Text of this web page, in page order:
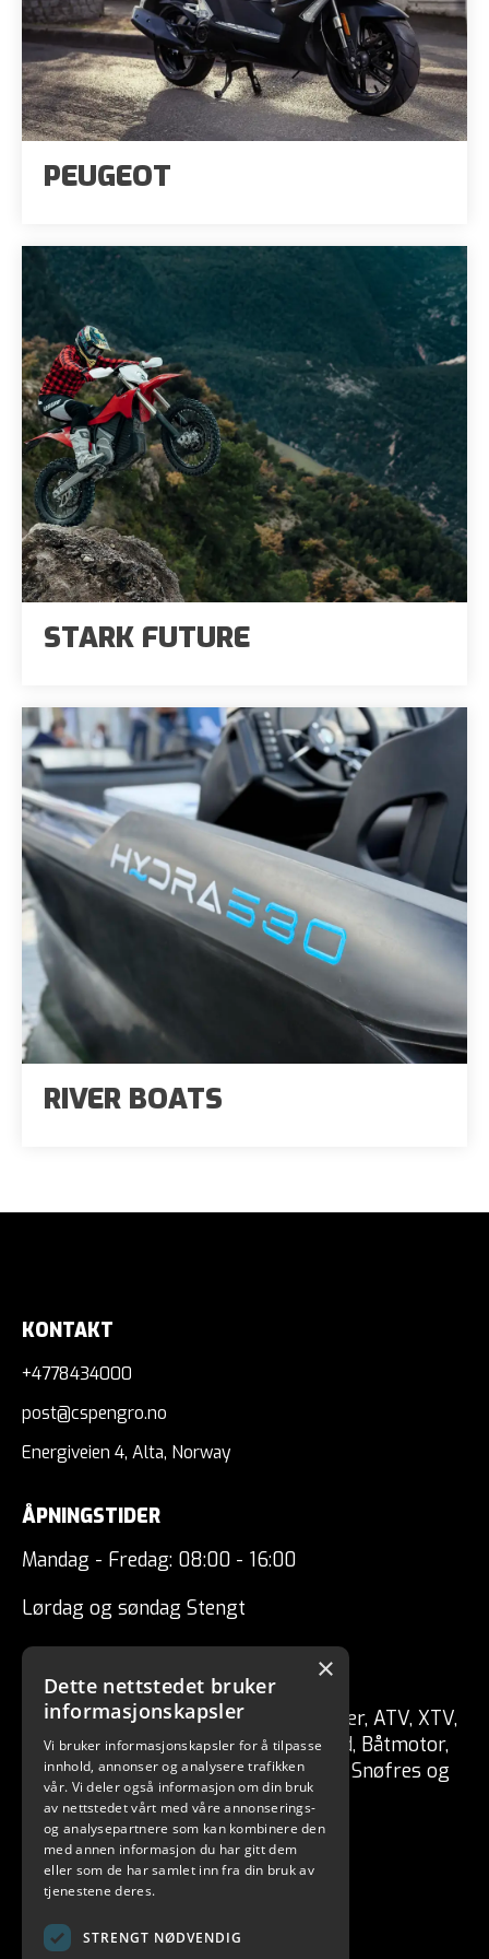
PEUGEOT
STARK FUTURE
RIVER BOATS
KONTAKT
+4778434000
post@cspengro.no
Energiveien 4, Alta, Norway
ÅPNINGSTIDER
Mandag - Fredag: 08:00 - 16:00
Lørdag og søndag Stengt
CSP ENGRO AS
Forhandler av fritidskjøretøy Tilhenger, ATV, XTV,
UTV, Mopedbil, Snøscooter, MC, Moped, Båtmotor,
Båt, Vannscooter, Elektriske kjøretøy, Snøfres og
redskaper for skog / hage.
×
Dette nettstedet bruker
informasjonskapsler
Vi bruker informasjonskapsler for å tilpasse
innhold, annonser og analysere trafikken
vår. Vi deler også informasjon om din bruk
av nettstedet vårt med våre annonserings-
og analysepartnere som kan kombinere den
med annen informasjon du har gitt dem
eller som de har samlet inn fra din bruk av
tjenestene deres.
STRENGT NØDVENDIG